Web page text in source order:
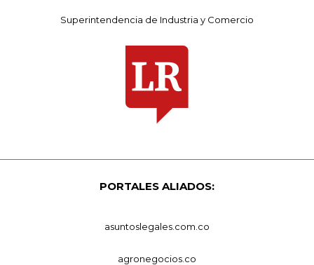
Superintendencia de Industria y Comercio
PORTALES ALIADOS:
asuntoslegales.com.co
agronegocios.co